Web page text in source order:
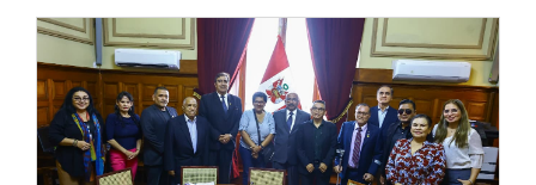
“Agradezco al contralmirante Roberto Alcandre, jefe de
Estado Mayor de la Base Naval del Callao y al
contralmirante José Miovich, jefe de Proyecto de la Nueva
Base Naval. En el mes de la patria, ha sido un honor
participar en esta actividad y conocer de cerca el legado
de Miguel Grau, símbolo de valor y compromiso con el